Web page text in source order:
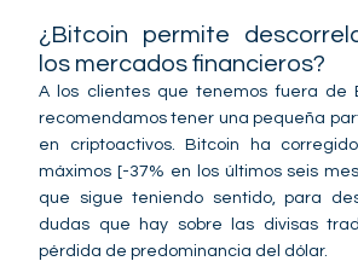
¿Bitcoin permite
los mercados financieros?
A los clientes que tenemos fuera de
recomendamos tener una pequeña
en criptoactivos. Bitcoin ha
máximos [-37% en los últimos seis
que sigue teniendo sentido, para
dudas que hay sobre las divisas
pérdida de predominancia del dólar.